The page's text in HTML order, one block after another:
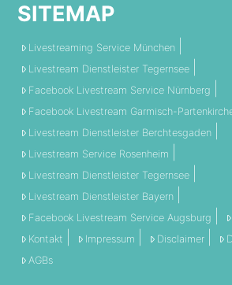
SITEMAP
Livestreaming Service München
Livestream Dienstleister Tegernsee
Facebook Livestream Service Nürnberg
Facebook Livestream Garmisch-
Livestream Dienstleister Berchtesgaden
Livestream Service Rosenheim
Livestream Dienstleister Tegernsee
Livestream Dienstleister Bayern
Facebook Livestream Service Augsburg
Kontakt
Impressum Disclaimer
AGBs